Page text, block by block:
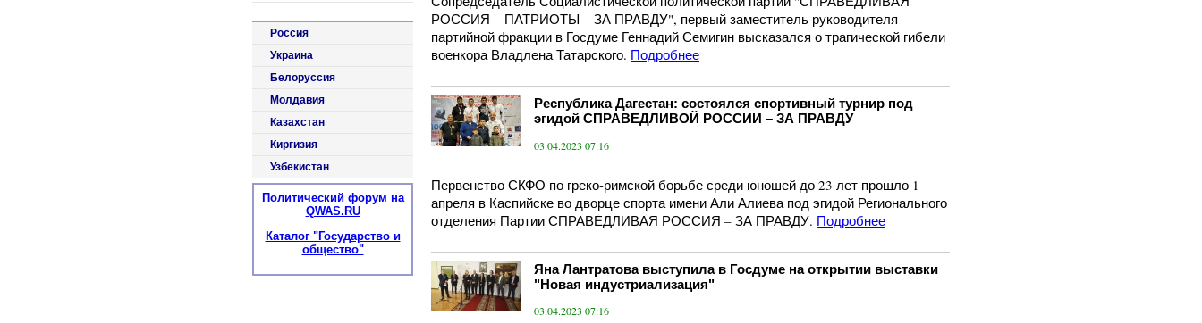
РОССИЯ – ПАТРИОТЫ – ЗА ПРАВДУ", первый заместитель руководителя
партийной фракции в Госдуме Геннадий Семигин высказался о трагической гибели
военкора Владлена Татарского. Подробнее
Республика Дагестан: состоялся спортивный турнир под
эгидой СПРАВЕДЛИВОЙ РОССИИ – ЗА ПРАВДУ
03.04.2023 07:16
Первенство СКФО по греко-римской борьбе среди юношей до 23 лет прошло 1
апреля в Каспийске во дворце спорта имени Али Алиева под эгидой Регионального
отделения Партии СПРАВЕДЛИВАЯ РОССИЯ – ЗА ПРАВДУ. Подробнее
Яна Лантратова выступила в Госдуме на открытии выставки
"Новая индустриализация"
03.04.2023 07:16
Россия
Украина
Белоруссия
Молдавия
Казахстан
Киргизия
Узбекистан
Политический форум на
QWAS.RU
Каталог "Государство и
общество"